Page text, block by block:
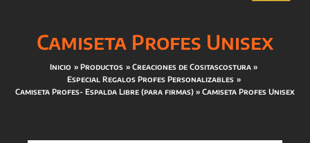
Camiseta Profes Unisex
Inicio Productos
Creaciones de Cositascostura
Especial Regalos Profes Personalizables
Camiseta Profes- Espalda Libre (para firmas)
Camiseta Profes Unisex